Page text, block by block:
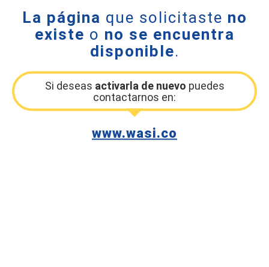
La página que solicitaste no
existe o no se encuentra
disponible.
Si deseas activarla de nuevo puedes
contactarnos en:
www.wasi.co